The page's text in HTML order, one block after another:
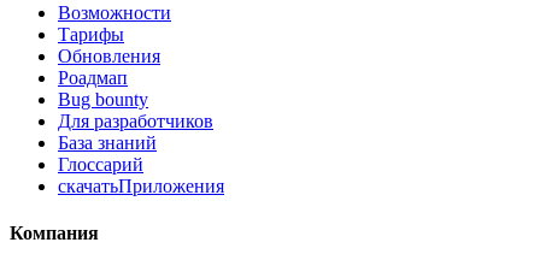
Возможности
Тарифы
Обновления
Роадмап
Bug bounty
Для разработчиков
База знаний
Глоссарий
скачатьПриложения
Компания